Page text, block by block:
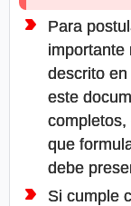
Para
importante
descrito
este
completos,
que
debe
Si cumple